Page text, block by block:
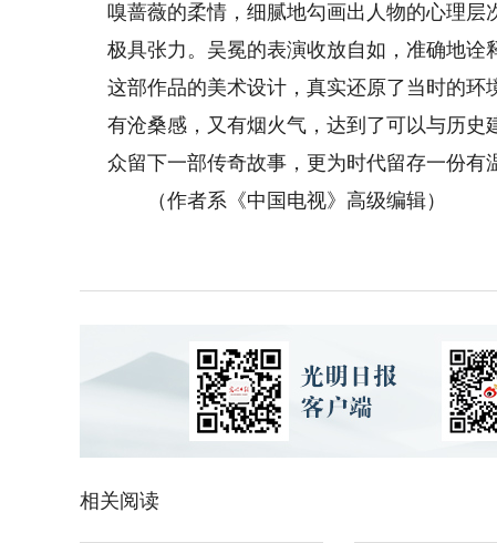
嗅蔷薇的柔情，细腻地勾画出人物的心理
极具张力。吴冕的表演收放自如，准确地
这部作品的美术设计，真实还原了当时的
有沧桑感，又有烟火气，达到了可以与历
众留下一部传奇故事，更为时代留存一份有
（作者系《中国电视》高级编辑）
相关阅读